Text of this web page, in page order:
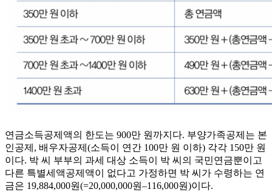
연금소득공제액의 한도는 900만 원까지다. 부양가족공제는 본
인공제, 배우자공제(소득이 연간 100만 원 이하) 각각 150만 원
이다. 박 씨 부부의 과세 대상 소득이 박 씨의 국민연금뿐이고
다른 특별세액공제액이 없다고 가정하면 박 씨가 수령하는 연
금은 19,884,000원(=20,000,000원–116,000원)이다.